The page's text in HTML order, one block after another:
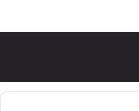
츠